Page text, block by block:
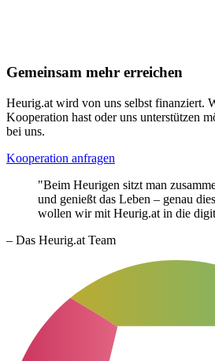
Gemeinsam mehr erreichen
Heurig.at wird von uns selbst finanziert.
Kooperation hast oder uns unterstützen
bei uns.
Kooperation anfragen
"Beim Heurigen sitzt man
und genießt das Leben – genau
wollen wir mit Heurig.at in die
– Das Heurig.at Team